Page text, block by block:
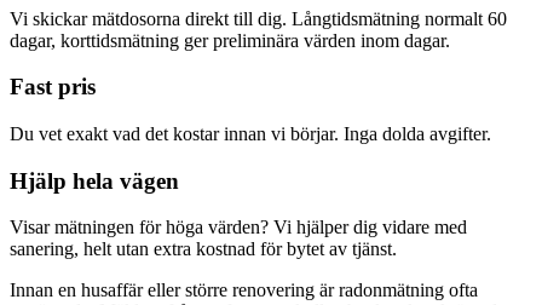
Vi skickar mätdosorna direkt till dig. Långtidsmätning normalt 60
dagar, korttidsmätning ger preliminära värden inom dagar.
Fast pris
Du vet exakt vad det kostar innan vi börjar. Inga dolda avgifter.
Hjälp hela vägen
Visar mätningen för höga värden? Vi hjälper dig vidare med
sanering, helt utan extra kostnad för bytet av tjänst.
Innan en husaffär eller större renovering är radonmätning ofta